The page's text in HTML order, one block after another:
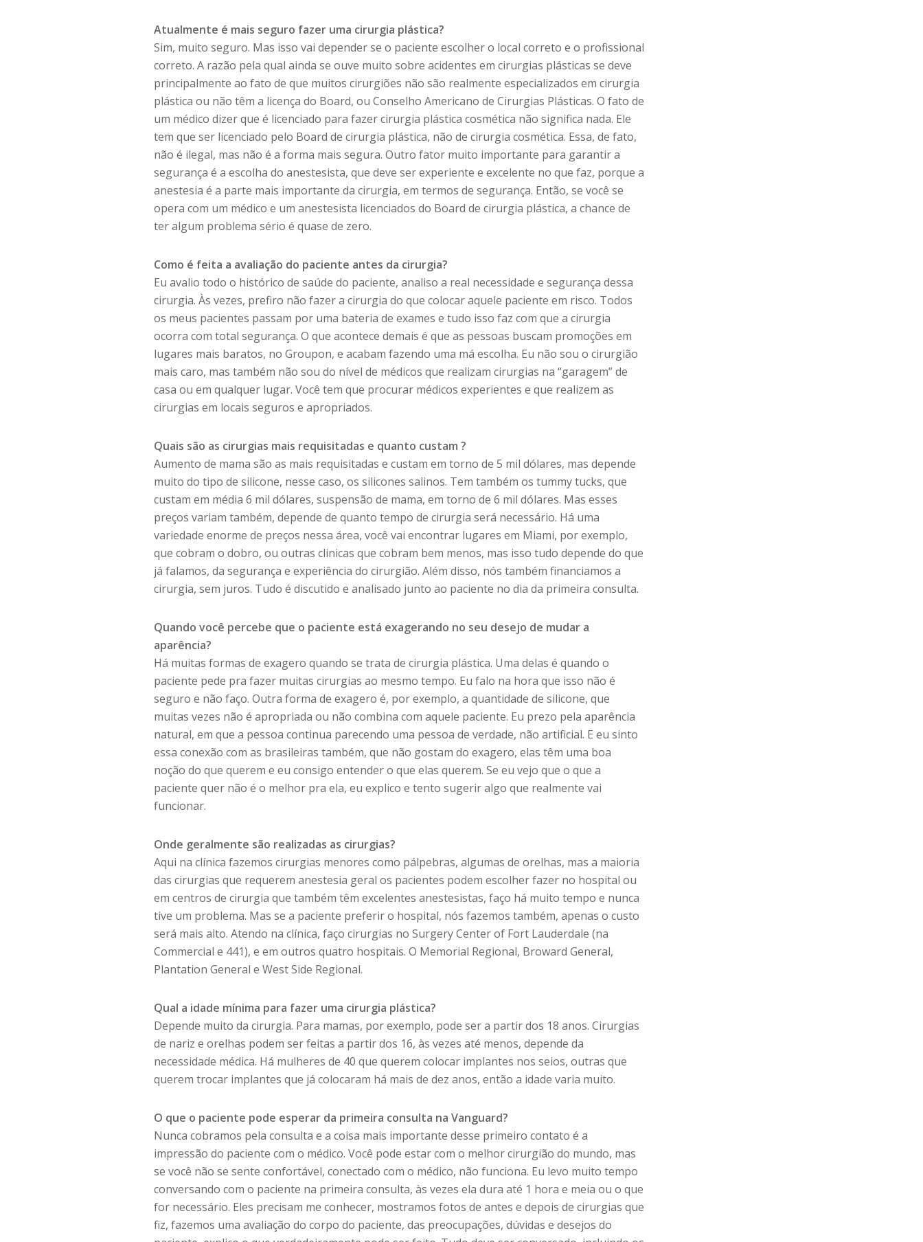
Atualmente é mais seguro fazer uma cirurgia plástica?
Sim, muito seguro. Mas isso vai depender se o paciente escolher o local correto e o profissional
correto. A razão pela qual ainda se ouve muito sobre acidentes em cirurgias plásticas se deve
principalmente ao fato de que muitos cirurgiões não são realmente especializados em cirurgia
plástica ou não têm a licença do Board, ou Conselho Americano de Cirurgias Plásticas. O fato de
um médico dizer que é licenciado para fazer cirurgia plástica cosmética não significa nada. Ele
tem que ser licenciado pelo Board de cirurgia plástica, não de cirurgia cosmética. Essa, de fato,
não é ilegal, mas não é a forma mais segura. Outro fator muito importante para garantir a
segurança é a escolha do anestesista, que deve ser experiente e excelente no que faz, porque a
anestesia é a parte mais importante da cirurgia, em termos de segurança. Então, se você se
opera com um médico e um anestesista licenciados do Board de cirurgia plástica, a chance de
ter algum problema sério é quase de zero.
Como é feita a avaliação do paciente antes da cirurgia?
Eu avalio todo o histórico de saúde do paciente, analiso a real necessidade e segurança dessa
cirurgia. Às vezes, prefiro não fazer a cirurgia do que colocar aquele paciente em risco. Todos
os meus pacientes passam por uma bateria de exames e tudo isso faz com que a cirurgia
ocorra com total segurança. O que acontece demais é que as pessoas buscam promoções em
lugares mais baratos, no Groupon, e acabam fazendo uma má escolha. Eu não sou o cirurgião
mais caro, mas também não sou do nível de médicos que realizam cirurgias na “garagem” de
casa ou em qualquer lugar. Você tem que procurar médicos experientes e que realizem as
cirurgias em locais seguros e apropriados.
Quais são as cirurgias mais requisitadas e quanto custam ?
Aumento de mama são as mais requisitadas e custam em torno de 5 mil dólares, mas depende
muito do tipo de silicone, nesse caso, os silicones salinos. Tem também os tummy tucks, que
custam em média 6 mil dólares, suspensão de mama, em torno de 6 mil dólares. Mas esses
preços variam também, depende de quanto tempo de cirurgia será necessário. Há uma
variedade enorme de preços nessa área, você vai encontrar lugares em Miami, por exemplo,
que cobram o dobro, ou outras clinicas que cobram bem menos, mas isso tudo depende do que
já falamos, da segurança e experiência do cirurgião. Além disso, nós também financiamos a
cirurgia, sem juros. Tudo é discutido e analisado junto ao paciente no dia da primeira consulta.
Quando você percebe que o paciente está exagerando no seu desejo de mudar a
aparência?
Há muitas formas de exagero quando se trata de cirurgia plástica. Uma delas é quando o
paciente pede pra fazer muitas cirurgias ao mesmo tempo. Eu falo na hora que isso não é
seguro e não faço. Outra forma de exagero é, por exemplo, a quantidade de silicone, que
muitas vezes não é apropriada ou não combina com aquele paciente. Eu prezo pela aparência
natural, em que a pessoa continua parecendo uma pessoa de verdade, não artificial. E eu sinto
essa conexão com as brasileiras também, que não gostam do exagero, elas têm uma boa
noção do que querem e eu consigo entender o que elas querem. Se eu vejo que o que a
paciente quer não é o melhor pra ela, eu explico e tento sugerir algo que realmente vai
funcionar.
Onde geralmente são realizadas as cirurgias?
Aqui na clínica fazemos cirurgias menores como pálpebras, algumas de orelhas, mas a maioria
das cirurgias que requerem anestesia geral os pacientes podem escolher fazer no hospital ou
em centros de cirurgia que também têm excelentes anestesistas, faço há muito tempo e nunca
tive um problema. Mas se a paciente preferir o hospital, nós fazemos também, apenas o custo
será mais alto. Atendo na clínica, faço cirurgias no Surgery Center of Fort Lauderdale (na
Commercial e 441), e em outros quatro hospitais. O Memorial Regional, Broward General,
Plantation General e West Side Regional.
Qual a idade mínima para fazer uma cirurgia plástica?
Depende muito da cirurgia. Para mamas, por exemplo, pode ser a partir dos 18 anos. Cirurgias
de nariz e orelhas podem ser feitas a partir dos 16, às vezes até menos, depende da
necessidade médica. Há mulheres de 40 que querem colocar implantes nos seios, outras que
querem trocar implantes que já colocaram há mais de dez anos, então a idade varia muito.
O que o paciente pode esperar da primeira consulta na Vanguard?
Nunca cobramos pela consulta e a coisa mais importante desse primeiro contato é a
impressão do paciente com o médico. Você pode estar com o melhor cirurgião do mundo, mas
se você não se sente confortável, conectado com o médico, não funciona. Eu levo muito tempo
conversando com o paciente na primeira consulta, às vezes ela dura até 1 hora e meia ou o que
for necessário. Eles precisam me conhecer, mostramos fotos de antes e depois de cirurgias que
fiz, fazemos uma avaliação do corpo do paciente, das preocupações, dúvidas e desejos do